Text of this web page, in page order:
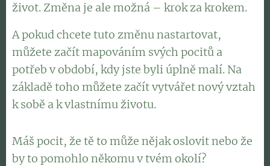
život. Změna je ale možná – krok za krokem.
A pokud chcete tuto změnu nastartovat,
můžete začít mapováním svých pocitů a
potřeb v období, kdy jste byli úplně malí. Na
základě toho můžete začít vytvářet nový vztah
k sobě a k vlastnímu životu.
Máš pocit, že tě to může nějak oslovit nebo že
by to pomohlo někomu v tvém okolí?